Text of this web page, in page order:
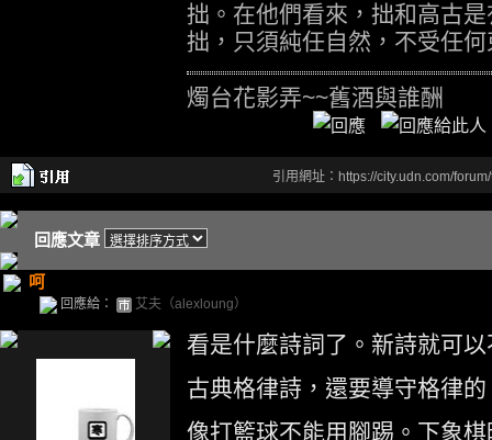
拙。在他們看來，拙和高古
拙，只須純任自然，不受任
燭台花影弄~~舊酒與誰酬
引用網址：https://city.udn.com/
回應文章
呵
回應給： 艾夫（alexloung）
看是什麼詩詞了。新詩就可
古典格律詩，還要導守格律的
像打籃球不能用腳踢。下象